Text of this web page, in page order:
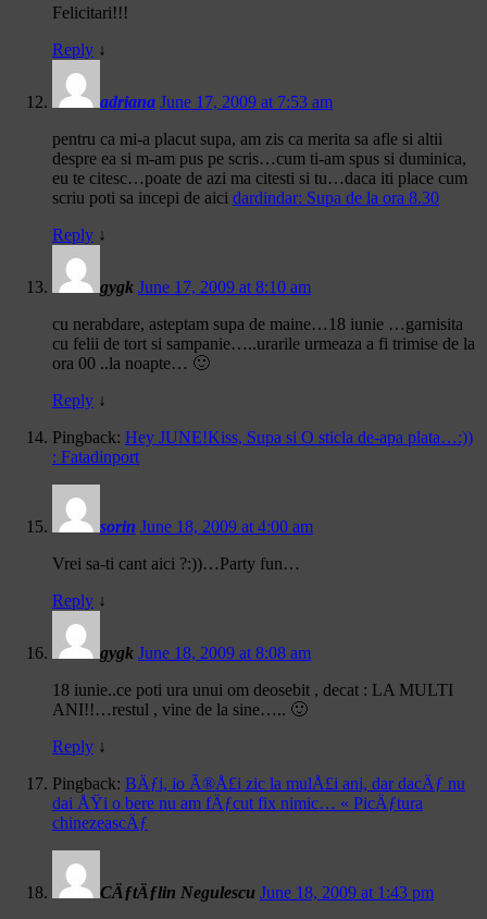
Felicitari!!!
Reply ↓
adriana June 17, 2009 at 7:53 am
pentru ca mi-a placut supa, am zis ca merita sa afle si altii
despre ea si m-am pus pe scris…cum ti-am spus si duminica,
eu te citesc…poate de azi ma citesti si tu…daca iti place cum
scriu poti sa incepi de aici dardindar: Supa de la ora 8.30
Reply ↓
gygk June 17, 2009 at 8:10 am
cu nerabdare, asteptam supa de maine…18 iunie …garnisita
cu felii de tort si sampanie…..urarile urmeaza a fi trimise de la
ora 00 ..la noapte… 🙂
Reply ↓
Pingback: Hey JUNE!Kiss, Supa si O sticla de-apa plata…:))
: Fatadinport
sorin June 18, 2009 at 4:00 am
Vrei sa-ti cant aici ?:))…Party fun…
Reply ↓
gygk June 18, 2009 at 8:08 am
18 iunie..ce poti ura unui om deosebit , decat : LA MULTI
ANI!!…restul , vine de la sine….. 🙂
Reply ↓
Pingback: BÄƒi, io Ã®Å£i zic la mulÅ£i ani, dar dacÄƒ nu
dai ÅŸi o bere nu am fÄƒcut fix nimic… « PicÄƒtura
chinezeascÄƒ
CÄƒtÄƒlin Negulescu June 18, 2009 at 1:43 pm